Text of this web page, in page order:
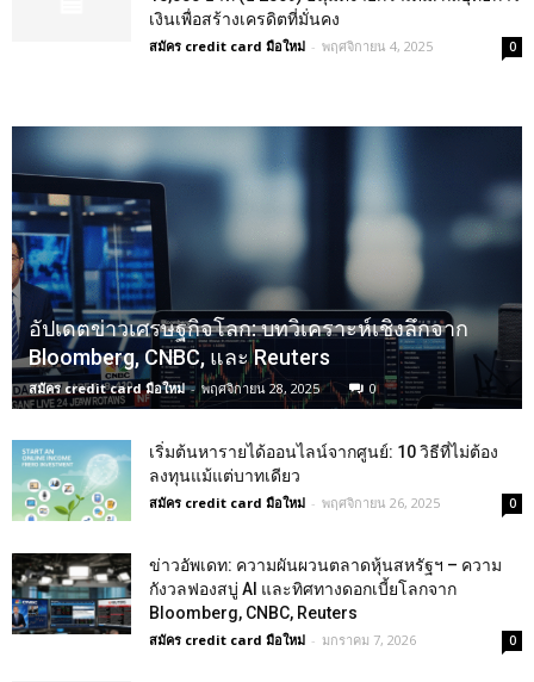
เงินเพื่อสร้างเครดิตที่มั่นคง
สมัคร credit card มือใหม่ - พฤศจิกายน 4, 2025 0
อัปเดตข่าวเศรษฐกิจโลก: บทวิเคราะห์เชิงลึกจาก
Bloomberg, CNBC, และ Reuters
สมัคร credit card มือใหม่ - พฤศจิกายน 28, 2025 0
เริ่มต้นหารายได้ออนไลน์จากศูนย์: 10 วิธีที่ไม่ต้อง
ลงทุนแม้แต่บาทเดียว
สมัคร credit card มือใหม่ - พฤศจิกายน 26, 2025 0
ข่าวอัพเดท: ความผันผวนตลาดหุ้นสหรัฐฯ – ความ
กังวลฟองสบู่ AI และทิศทางดอกเบี้ยโลกจาก
Bloomberg, CNBC, Reuters
สมัคร credit card มือใหม่ - มกราคม 7, 2026 0